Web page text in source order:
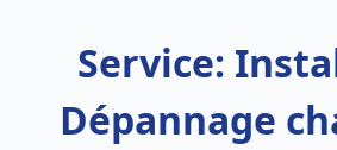
Service:
Dépannage